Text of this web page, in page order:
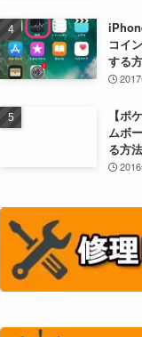
コイ
する
【ポ
ムボ
る方